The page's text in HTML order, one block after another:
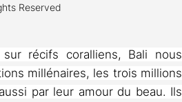
Reserved
récifs coralliens, Bali nous
millénaires, les trois millions
par leur amour du beau. Ils